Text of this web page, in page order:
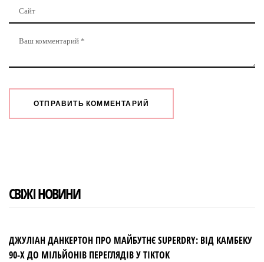
СВІЖІ НОВИНИ
ДЖУЛІАН ДАНКЕРТОН ПРО МАЙБУТНЄ SUPERDRY: ВІД КАМБЕКУ
90-Х ДО МІЛЬЙОНІВ ПЕРЕГЛЯДІВ У TIKTOK